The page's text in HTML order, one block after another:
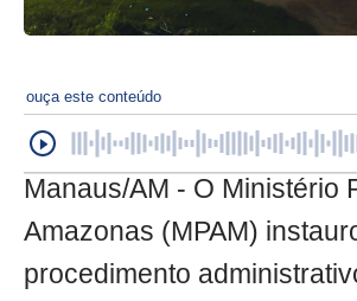
ouça este conteúdo
Manaus/AM - O Ministério
Amazonas (MPAM)
procedimento